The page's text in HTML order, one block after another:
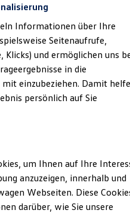
bei Volkswagen
Modelle
Seite ist die Autohaus
& Rechtliches)
Radeberg
Geschlossen
Informationen über Ihre
Seitenaufrufe,
Klicks) und ermöglichen uns
in die
einzubeziehen. Damit
persönlich auf Sie
um Ihnen auf Ihre
anzuzeigen, innerhalb und
Webseiten. Diese
darüber, wie Sie unsere